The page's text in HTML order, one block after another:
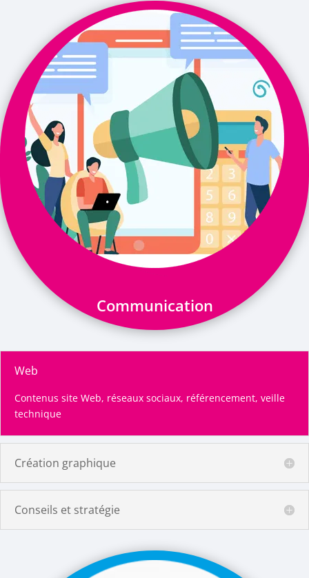
Communication
Web
Contenus site Web, réseaux sociaux, référencement, veille
technique
Création graphique
Conseils et stratégie